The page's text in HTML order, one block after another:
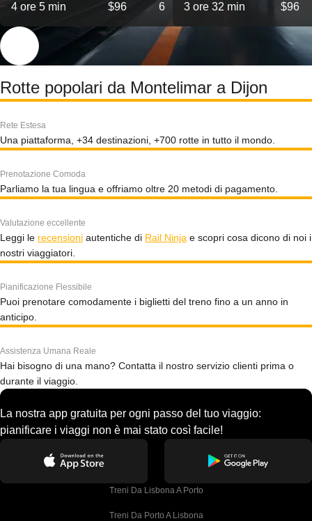
4 ore 5 min $96 6 3 ore 32 min $96
Rotte popolari da Montelimar a Dijon
Rete Estesa
Una piattaforma, +34 destinazioni, +700 rotte in tutto il mondo.
Prenotazione Comoda
Parliamo la tua lingua e offriamo oltre 20 metodi di pagamento.
Valutazione eccellente
Leggi le recensioni autentiche di Rail Ninja e scopri cosa dicono di noi i
nostri viaggiatori.
Pianificazione Flessibile
Puoi prenotare comodamente i biglietti del treno fino a un anno in
anticipo.
Assistenza Umana Reale
Hai bisogno di una mano? Contatta il nostro servizio clienti prima o
durante il viaggio.
La nostra app gratuita per ogni passo del tuo viaggio:
pianificare i viaggi non è mai stato così facile!
Treni Da Lisbona A Porto
Treni Da Porto A Lisbona